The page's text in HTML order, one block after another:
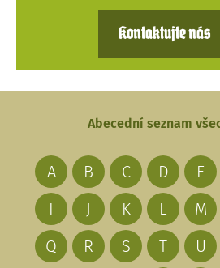
Kontaktujte nás
Abecední seznam
A B C D E
I
J K L M
Q
R S T U